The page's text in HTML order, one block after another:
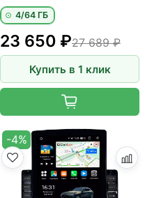
4/64 ГБ
27 689 ₽
23 650 ₽
Купить в 1 клик
-4%